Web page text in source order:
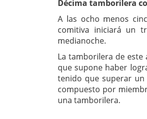
Décima tamborilera
A las ocho menos
comitiva iniciará un
medianoche.
La tamborilera de este
que supone haber
tenido que superar un
compuesto por
una tamborilera.